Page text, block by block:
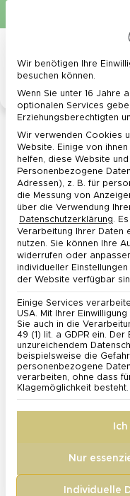
Schnelle
Koffeinsucht? Das
Koffein
Morgens zum Wach
Nachmittagstief –
Alternativen für
Wie viel Wasser
Datenschutz-
Wir benötigen Ihre
besuchen können.
Wenn Sie unter 16 Jahre
optionalen Services
Erziehungsberechtigten
Wir verwenden Cookies
Website. Einige von
helfen, diese Website
Personenbezogene
Adressen), z. B. für
die Messung von
über die Verwendung
Datenschutzerklärung.
Verarbeitung Ihrer Daten
nutzen. Sie können Ihre
widerrufen oder
individueller
der Website verfügbar
Einige Services
USA. Mit Ihrer
Sie auch in die
49 (1) lit. a GDPR ein.
unzureichendem
beispielsweise die
personenbezogene
verarbeiten, ohne dass
Klagemöglichkeit besteht.
Nur
Individuelle